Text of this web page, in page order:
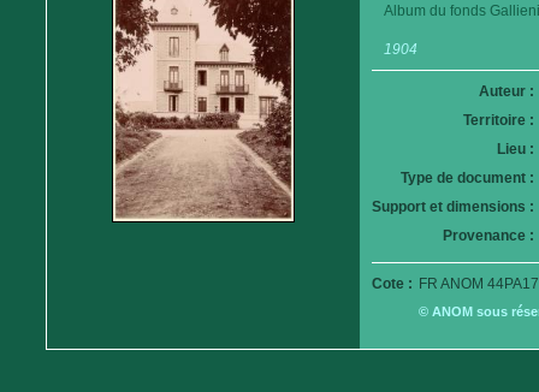
Album du fonds
1904
Auteur :
Territoire :
Lieu :
Type de document :
Support et dimensions :
Provenance :
Cote : FR ANOM
© ANOM sous